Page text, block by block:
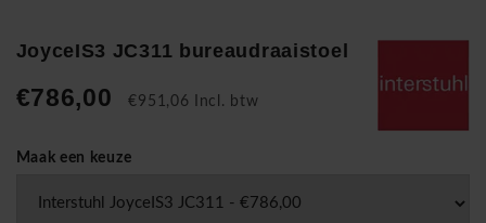
JoyceIS3 JC311 bureaudraaistoel
€786,00 €951,06 Incl. btw
Maak een keuze